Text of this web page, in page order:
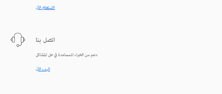
الاستعلام الآن
اتصل بنا
دعم من الخبراء للمساعدة في حل المشاكل.
البدء الآن